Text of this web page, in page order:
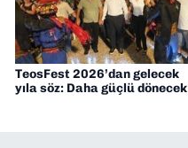
TeosFest 2026’dan gelecek
yıla söz: Daha güçlü dönecek